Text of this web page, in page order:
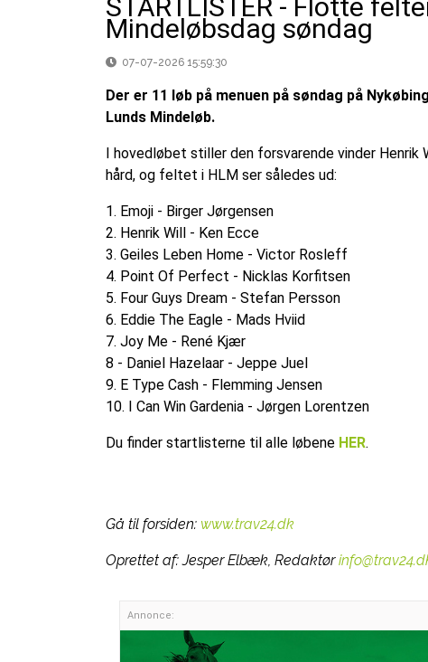
STARTLISTER - Flotte
Mindeløbsdag søndag
07-07-2026 15:59:30
Der er 11 løb på menuen på søndag på
Lunds Mindeløb.
I hovedløbet stiller den forsvarende vinder
hård, og feltet i HLM ser således ud:
1. Emoji - Birger Jørgensen
2. Henrik Will - Ken Ecce
3. Geiles Leben Home - Victor Rosleff
4. Point Of Perfect - Nicklas Korfitsen
5. Four Guys Dream - Stefan Persson
6. Eddie The Eagle - Mads Hviid
7. Joy Me - René Kjær
8 - Daniel Hazelaar - Jeppe Juel
9. E Type Cash - Flemming Jensen
10. I Can Win Gardenia - Jørgen Lorentzen
Du finder startlisterne til alle løbene HER.
Gå til forsiden: www.trav24.dk
Oprettet af:Jesper Elbæk, Redaktør
Annonce: